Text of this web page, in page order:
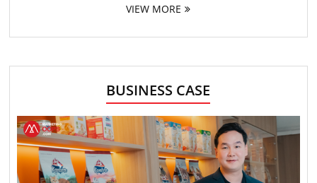
VIEW MORE
BUSINESS CASE